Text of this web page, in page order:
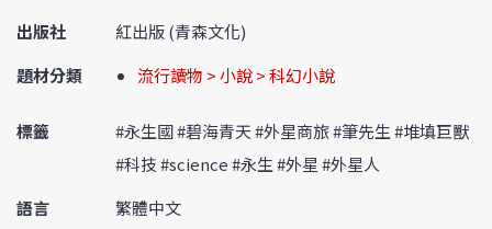
出版社
紅出版 (青森文化)
題材分類
流行讀物 > 小說 > 科幻小說
標籤
#永生國 #碧海青天 #外星商旅 #筆先生 #堆填巨獸
#科技 #science #永生 #外星 #外星人
語言
繁體中文